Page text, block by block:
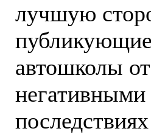
лучшую
автошколы